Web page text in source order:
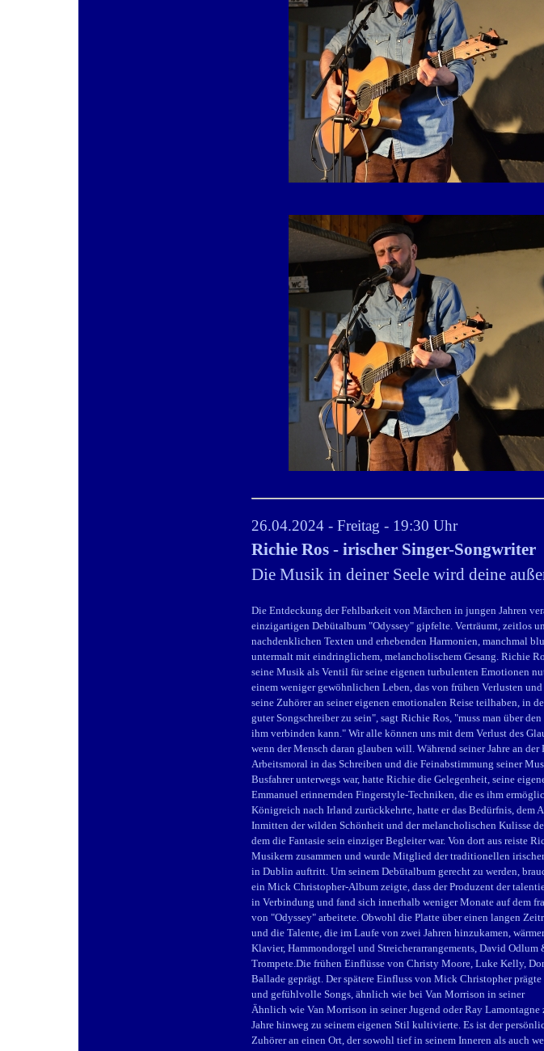
26.04.2024 - Freitag - 19:30 Uhr
Richie Ros - irischer Singer-Songwriter
Die Musik in deiner Seele wird deine
Die Entdeckung der Fehlbarkeit von Märchen in jungen Jahren
einzigartigen Debütalbum "Odyssey" gipfelte. Verträumt, zeitlos
nachdenklichen Texten und erhebenden Harmonien, manchmal
untermalt mit eindringlichem, melancholischem Gesang. Richie
seine Musik als Ventil für seine eigenen turbulenten Emotionen
einem weniger gewöhnlichen Leben, das von frühen Verlusten
seine Zuhörer an seiner eigenen emotionalen Reise teilhaben, in
guter Songschreiber zu sein", sagt Richie Ros, "muss man über
ihm verbinden kann." Wir alle können uns mit dem Verlust des
wenn der Mensch daran glauben will. Während seiner Jahre an
Arbeitsmoral in das Schreiben und die Feinabstimmung seiner
Busfahrer unterwegs war, hatte Richie die Gelegenheit, seine
Emmanuel erinnernden Fingerstyle-Techniken, die es ihm
Königreich nach Irland zurückkehrte, hatte er das Bedürfnis, dem
Inmitten der wilden Schönheit und der melancholischen Kulisse
dem die Fantasie sein einziger Begleiter war. Von dort aus reiste
Musikern zusammen und wurde Mitglied der traditionellen
in Dublin auftritt. Um seinem Debütalbum gerecht zu werden,
ein Mick Christopher-Album zeigte, dass der Produzent der
in Verbindung und fand sich innerhalb weniger Monate auf dem
von "Odyssey" arbeitete. Obwohl die Platte über einen langen
und die Talente, die im Laufe von zwei Jahren hinzukamen,
Klavier, Hammondorgel und Streicherarrangements, David
Trompete.Die frühen Einflüsse von Christy Moore, Luke Kelly,
Ballade geprägt. Der spätere Einfluss von Mick Christopher
und gefühlvolle Songs, ähnlich wie bei Van Morrison in seiner
Ähnlich wie Van Morrison in seiner Jugend oder Ray
Jahre hinweg zu seinem eigenen Stil kultivierte. Es ist der
Zuhörer an einen Ort, der sowohl tief in seinem Inneren als auch